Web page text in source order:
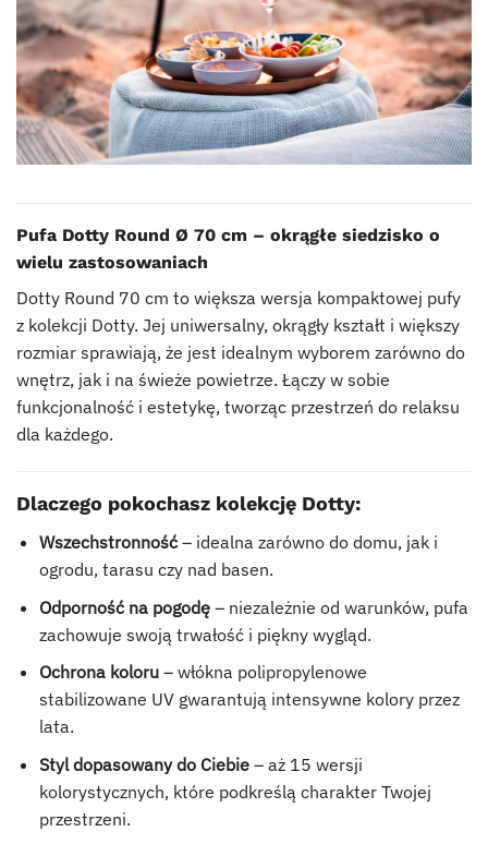
Pufa Dotty Round Ø 70 cm – okrągłe siedzisko o
wielu zastosowaniach
Dotty Round 70 cm to większa wersja kompaktowej pufy
z kolekcji Dotty. Jej uniwersalny, okrągły kształt i większy
rozmiar sprawiają, że jest idealnym wyborem zarówno do
wnętrz, jak i na świeże powietrze. Łączy w sobie
funkcjonalność i estetykę, tworząc przestrzeń do relaksu
dla każdego.
Dlaczego pokochasz kolekcję Dotty:
Wszechstronność– idealna zarówno do domu, jak i
ogrodu, tarasu czy nad basen.
Odporność na pogodę– niezależnie od warunków, pufa
zachowuje swoją trwałość i piękny wygląd.
Ochrona koloru– włókna polipropylenowe
stabilizowane UV gwarantują intensywne kolory przez
lata.
Styl dopasowany do Ciebie– aż 15 wersji
kolorystycznych, które podkreślą charakter Twojej
przestrzeni.